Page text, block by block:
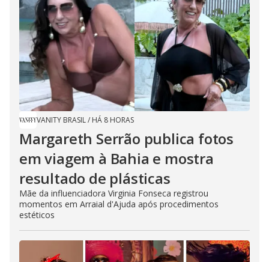
VANITY BRASIL/ HÁ 8 HORAS
Margareth Serrão publica fotos
em viagem à Bahia e mostra
resultado de plásticas
Mãe da influenciadora Virginia Fonseca registrou
momentos em Arraial d'Ajuda após procedimentos
estéticos